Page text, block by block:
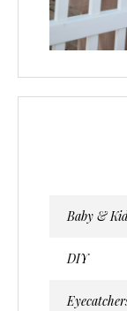
Baby &
DIY